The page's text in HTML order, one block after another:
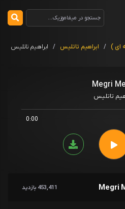
ای ) / ابراهیم تاتلیس /
ابراهیم تاتلیس
Megri
تاتلیس
0:00
453,411 بازدید